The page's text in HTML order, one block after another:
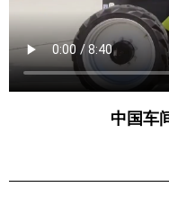
中国车